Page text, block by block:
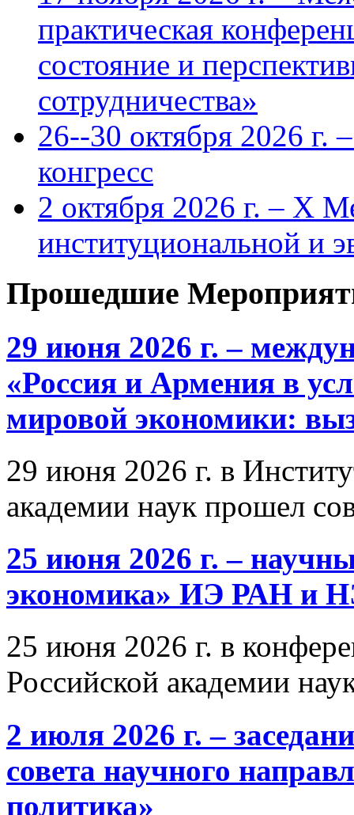
практическая
состояние и
сотрудничества»
26--30 октября 2026 г.
конгресс
2 октября 2026 г. – X
институциональной и
Прошедшие
29 июня 2026 г. –
«Россия и Армения в
мировой экономики:
29 июня 2026 г. в
академии наук прошел
25 июня 2026 г. –
экономика» ИЭ РАН и
25 июня 2026 г. в
Российской академии
2 июля 2026 г. –
совета научного
политика»